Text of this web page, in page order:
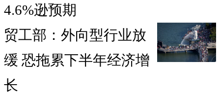
4.6%逊预期
贸工部：外向型行业放
缓 恐拖累下半年经济增
长